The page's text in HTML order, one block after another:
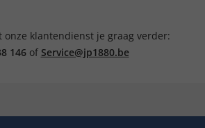
onze klantendienst je graag verder:
146of Service@jp1880.be